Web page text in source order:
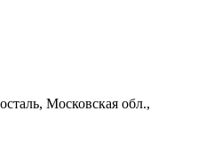
Московская обл.,